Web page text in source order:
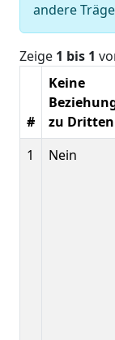
andere
Zeige 1 bis 1
#
Keine
zu Dritten
1
Nein